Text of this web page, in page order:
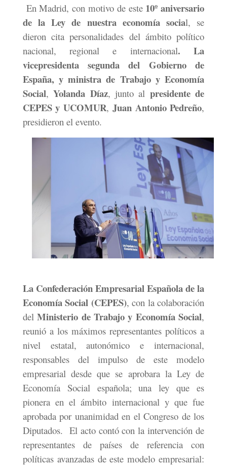
En Madrid, con motivo de este 10º aniversario
de la Ley de nuestra economía social, se
dieron cita personalidades del ámbito político
nacional, regional e internacional.
La
vicepresidenta segunda del Gobierno de
España, y ministra de Trabajo y Economía
Social,Yolanda Díaz, junto al presidente de
CEPES y UCOMUR, Juan Antonio Pedreño,
presidieron el evento.
La Confederación Empresarial Española de la
Economía Social (CEPES), con la colaboración
delMinisterio de Trabajo y Economía Social,
reunió a los máximos representantes políticos a
nivel estatal, autonómico e internacional,
responsables del impulso de este modelo
empresarial desde que se aprobara la Ley de
Economía Social española; una ley que es
pionera en el ámbito internacional y que fue
aprobada por unanimidad en el Congreso de los
Diputados. El acto contó con la intervención de
representantes de países de referencia con
políticas avanzadas de este modelo empresarial: